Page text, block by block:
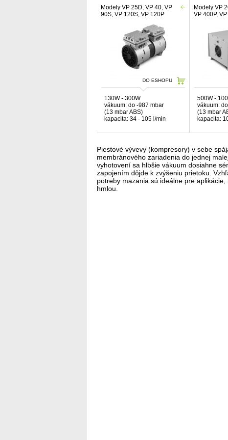
Modely VP 25D, VP 40, VP
90S, VP 120S, VP 120P
DO ESHOPU
130W - 300W
vákuum: do -987 mbar
(13 mbar ABS)
kapacita: 34 - 105 l/min
Modely VP
VP 400P,
500W -
vákuum:
(13 mbar
kapacita:
Piestové vývevy (kompresory) v sebe
membránového zariadenia do jednej
vyhotovení sa hlbšie vákuum dosiahne
zapojením dôjde k zvýšeniu prietoku.
potreby mazania sú ideálne pre
hmlou.